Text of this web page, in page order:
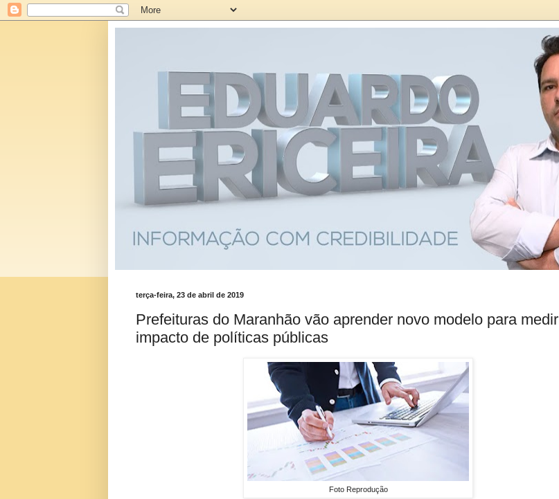
terça-feira, 23 de abril de 2019
Prefeituras do Maranhão vão aprender novo modelo para medir
impacto de políticas públicas
Foto Reprodução